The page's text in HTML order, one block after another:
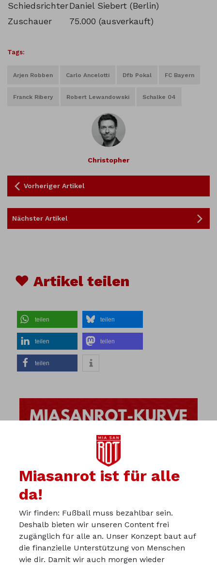
SchiedsrichterDaniel Siebert (Berlin)
Zuschauer
75.000 (ausverkauft)
Tags:
Arjen Robben Carlo Ancelotti Dfb Pokal FC Bayern
Franck Ribery Robert Lewandowski Schalke 04
Christopher
Vorheriger Artikel
Nächster Artikel
♥ Artikel teilen
teilen teilen
teilen teilen
teilen
Miasanrot ist für alle
da!
Wir finden: Fußball muss bezahlbar sein.
Deshalb bieten wir unseren Content frei
zugänglich für alle an. Unser Konzept baut auf
die finanzielle Unterstützung von Menschen
wie dir. Damit wir auch morgen wieder